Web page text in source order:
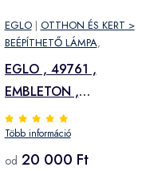
EGLO| OTTHON ÉS KERT >
BEÉPÍTHETŐ LÁMPA,
EGLO , 49761 ,
EMBLETON ,
függeszték , E27 ,
1X60W , IP20
Több információ
od 20 000 Ft